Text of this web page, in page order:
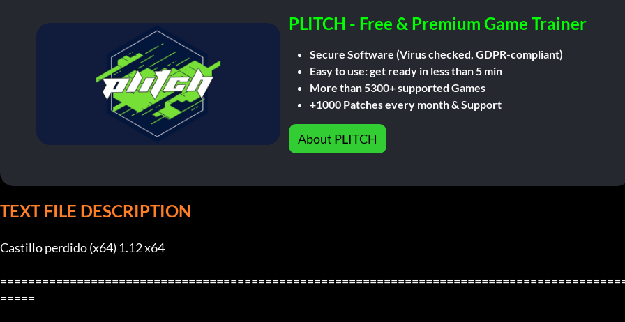
PLITCH - Free & Premium Game Trainer
Secure Software (Virus checked, GDPR-compliant)
Easy to use: get ready in less than 5 min
More than 5300+ supported Games
+1000 Patches every month & Support
About PLITCH
TEXT FILE DESCRIPTION
Castillo perdido (x64) 1.12 x64
=====